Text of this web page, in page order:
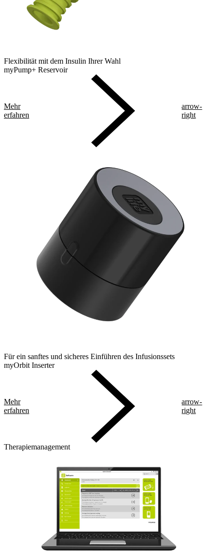
Flexibilität mit dem Insulin Ihrer Wahl
myPump+ Reservoir
Mehr
erfahren
arrow-
right
Für ein sanftes und sicheres Einführen des Infusionssets
myOrbit Inserter
Mehr
erfahren
arrow-
right
Therapiemanagement